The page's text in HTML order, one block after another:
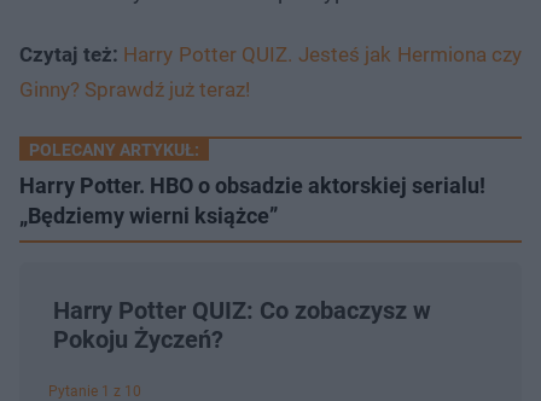
Czytaj też: Harry Potter QUIZ. Jesteś jak Hermiona czy
Ginny? Sprawdź już teraz!
POLECANY ARTYKUŁ:
Harry Potter. HBO o obsadzie aktorskiej serialu!
„Będziemy wierni książce”
Harry Potter QUIZ: Co zobaczysz w
Pokoju Życzeń?
Pytanie 1 z 10